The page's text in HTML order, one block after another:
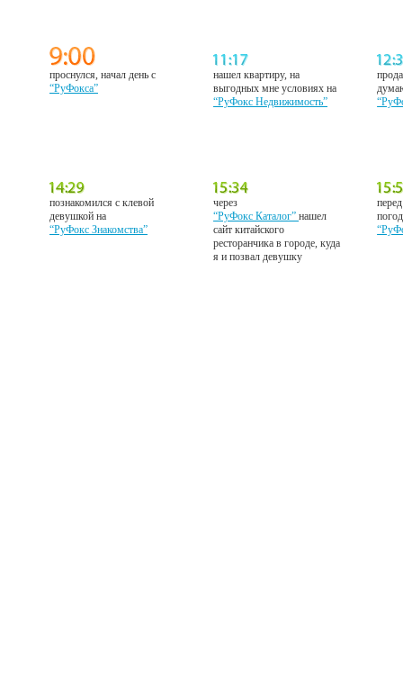
проснулся, начал день с
“РуФокса”
нашел квартиру, на
выгодных мне условиях на
“РуФокс Недвижимость”
познакомился с клевой
девушкой на
“РуФокс Знакомства”
через
“РуФокс Каталог”нашел
сайт китайского
ресторанчика в городе, куда
я и позвал девушку